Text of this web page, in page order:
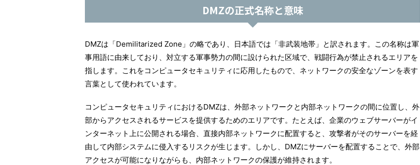
DMZの正式名称と意味
DMZは「Demilitarized Zone」の略であり、日本語では「非武装地帯」と訳されます。この名称は軍
事用語に由来しており、対立する軍事勢力の間に設けられた区域で、戦闘行為が禁止されるエリアを
指します。これをコンピュータセキュリティに応用したもので、ネットワークの安全なゾーンを表す
言葉として使われています。
コンピュータセキュリティにおけるDMZは、外部ネットワークと内部ネットワークの間に位置し、外
部からアクセスされるサービスを提供するためのエリアです。たとえば、企業のウェブサーバーがイ
ンターネット上に公開される場合、直接内部ネットワークに配置すると、攻撃者がそのサーバーを経
由して内部システムに侵入するリスクが生じます。しかし、DMZにサーバーを配置することで、外部
アクセスが可能になりながらも、内部ネットワークの保護が維持されます。